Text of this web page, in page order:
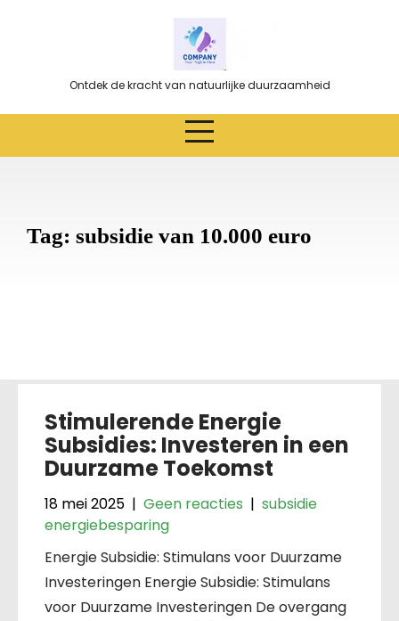
Ontdek de kracht van natuurlijke duurzaamheid
Tag: subsidie van 10.000 euro
Stimulerende Energie
Subsidies: Investeren in een
Duurzame Toekomst
18 mei 2025 | Geen reacties | subsidie
energiebesparing
Energie Subsidie: Stimulans voor Duurzame
Investeringen Energie Subsidie: Stimulans
voor Duurzame Investeringen De overgang